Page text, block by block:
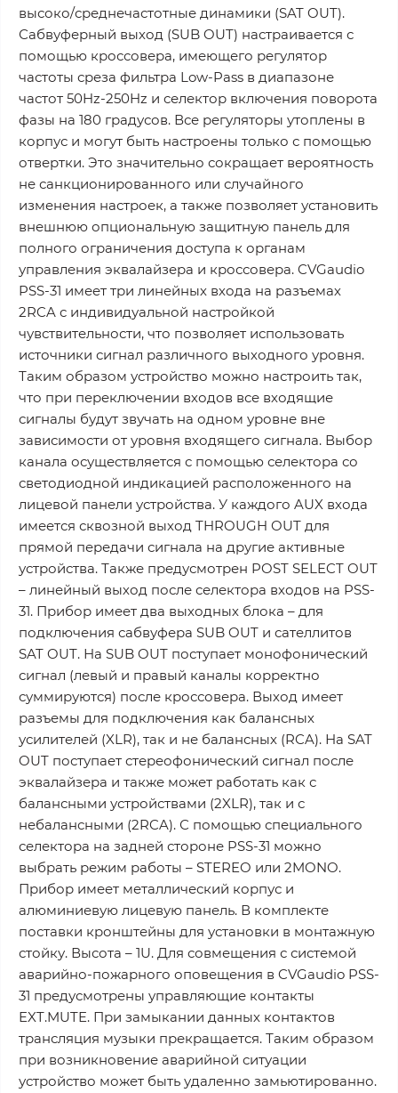
высоко/среднечастотные динамики (SAT OUT).
Сабвуферный выход (SUB OUT) настраивается с
помощью кроссовера, имеющего регулятор
частоты среза фильтра Low-Pass в диапазоне
частот 50Hz-250Hz и селектор включения поворота
фазы на 180 градусов. Все регуляторы утоплены в
корпус и могут быть настроены только с помощью
отвертки. Это значительно сокращает вероятность
не санкционированного или случайного
изменения настроек, а также позволяет установить
внешнюю опциональную защитную панель для
полного ограничения доступа к органам
управления эквалайзера и кроссовера. CVGaudio
PSS-31 имеет три линейных входа на разъемах
2RCA с индивидуальной настройкой
чувствительности, что позволяет использовать
источники сигнал различного выходного уровня.
Таким образом устройство можно настроить так,
что при переключении входов все входящие
сигналы будут звучать на одном уровне вне
зависимости от уровня входящего сигнала. Выбор
канала осуществляется с помощью селектора со
светодиодной индикацией расположенного на
лицевой панели устройства. У каждого AUX входа
имеется сквозной выход THROUGH OUT для
прямой передачи сигнала на другие активные
устройства. Также предусмотрен POST SELECT OUT
– линейный выход после селектора входов на PSS-
31. Прибор имеет два выходных блока – для
подключения сабвуфера SUB OUT и сателлитов
SAT OUT. На SUB OUT поступает монофонический
сигнал (левый и правый каналы корректно
суммируются) после кроссовера. Выход имеет
разъемы для подключения как балансных
усилителей (XLR), так и не балансных (RCA). На SAT
OUT поступает стереофонический сигнал после
эквалайзера и также может работать как с
балансными устройствами (2XLR), так и с
небалансными (2RCA). С помощью специального
селектора на задней стороне PSS-31 можно
выбрать режим работы – STEREO или 2MONO.
Прибор имеет металлический корпус и
алюминиевую лицевую панель. В комплекте
поставки кронштейны для установки в монтажную
стойку. Высота – 1U. Для совмещения с системой
аварийно-пожарного оповещения в CVGaudio PSS-
31 предусмотрены управляющие контакты
EXT.MUTE. При замыкании данных контактов
трансляция музыки прекращается. Таким образом
при возникновение аварийной ситуации
устройство может быть удаленно замьютированно.